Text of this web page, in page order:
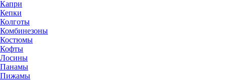
Капри
Кепки
Колготы
Комбинезоны
Костюмы
Кофты
Лосины
Панамы
Пижамы